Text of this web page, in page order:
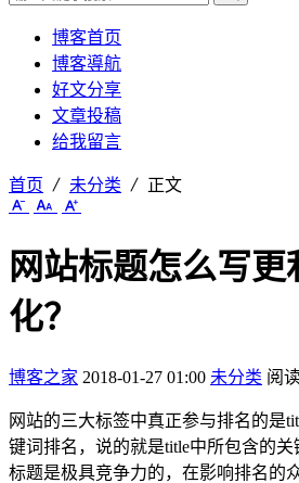
博客首页
博客導航
好文分享
文章投稿
给我留言
首页 未分类 正文
网站标题怎么写更
化？
博客之家 2018-01-27 01:00 未分类 阅
网站的三大标签中真正参与排名的是
键词排名，说的就是title中所包含的
标题是极具竞争力的，在影响排名的